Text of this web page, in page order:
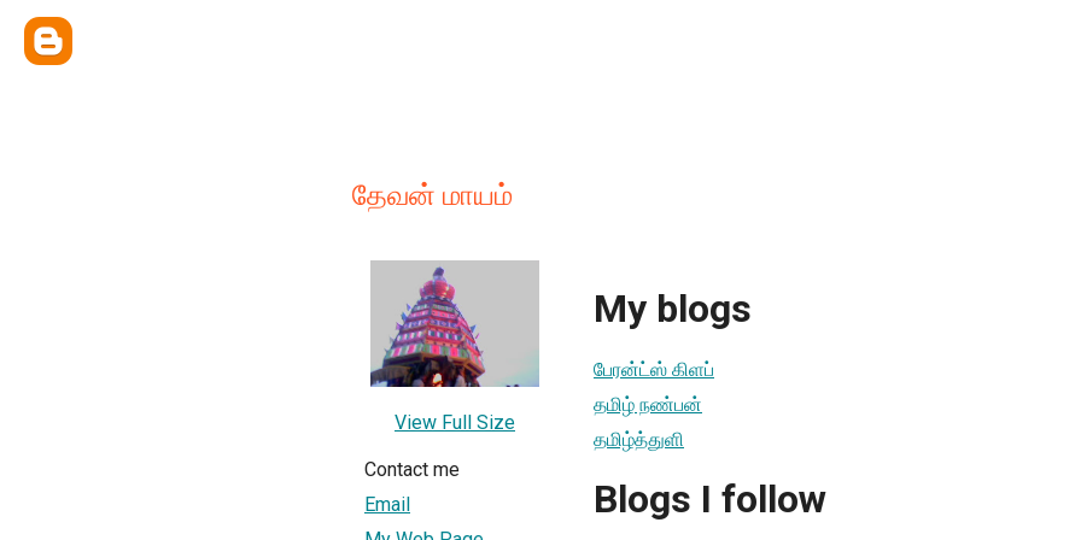
தேவன் மாயம்
View Full Size
Contact me
Email
My blogs
பேரன்ட்ஸ் கிளப்
தமிழ் நண்பன்
தமிழ்த்துளி
Blogs I follow